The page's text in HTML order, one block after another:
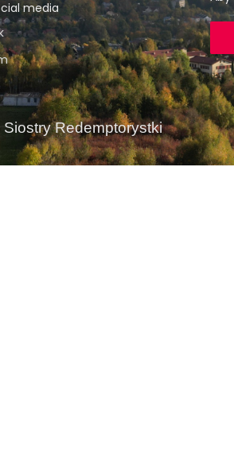
media
Redemptorystki